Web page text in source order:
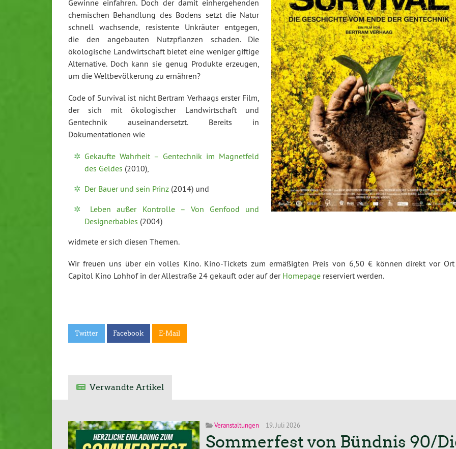
Gewinne einfahren. Doch der damit einhergehenden
chemischen Behandlung des Bodens setzt die Natur
schnell wachsende, resistente Unkräuter entgegen,
die den angebauten Nutzpflanzen schaden. Die
ökologische Landwirtschaft bietet eine weniger giftige
Alternative. Doch kann sie genug Produkte erzeugen,
um die Weltbevölkerung zu ernähren?
Code of Survival ist nicht Bertram Verhaags erster Film,
der sich mit ökologischer Landwirtschaft und
Gentechnik auseinandersetzt. Bereits in
Dokumentationen wie
Gekaufte Wahrheit – Gentechnik im Magnetfeld
des Geldes (2010),
Der Bauer und sein Prinz (2014) und
Leben außer Kontrolle – Von Genfood und
Designerbabies (2004)
widmete er sich diesen Themen.
Wir freuen uns über ein volles Kino. Kino-Tickets zum ermäßigten Preis von 6,50 € können direkt vor
Capitol Kino Lohhof in der Allestraße 24 gekauft oder auf der Homepage reserviert werden.
Twitter Facebook E-Mail
Verwandte Artikel
Veranstaltungen 19. Juli 2026
Sommerfest von Bündnis 90/